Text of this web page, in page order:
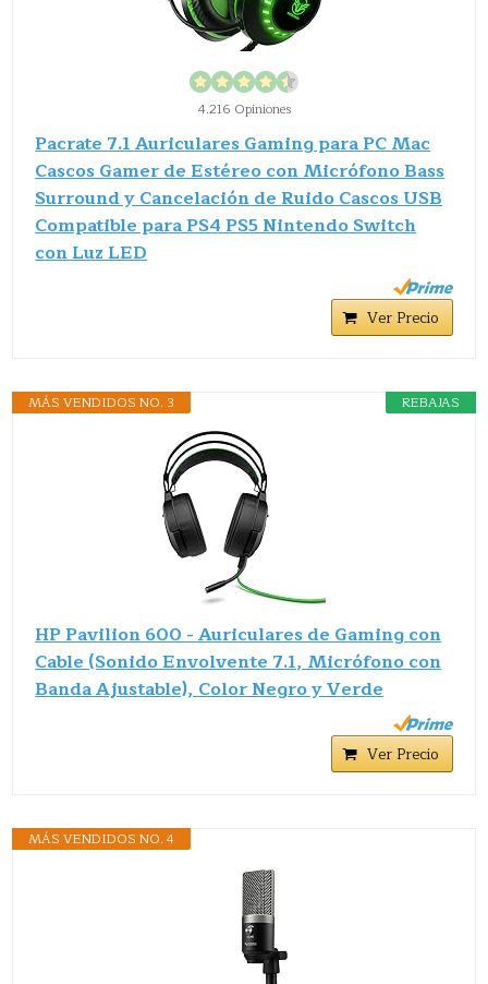
4.216 Opiniones
Pacrate 7.1 Auriculares Gaming para PC Mac
Cascos Gamer de Estéreo con Micrófono Bass
Surround y Cancelación de Ruido Cascos USB
Compatible para PS4 PS5 Nintendo Switch
con Luz LED
Ver Precio
REBAJAS
MÁS VENDIDOS NO. 3
HP Pavilion 600 - Auriculares de Gaming con
Cable (Sonido Envolvente 7.1, Micrófono con
Banda Ajustable), Color Negro y Verde
Ver Precio
MÁS VENDIDOS NO. 4